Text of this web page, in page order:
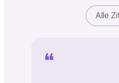
Alle
❝